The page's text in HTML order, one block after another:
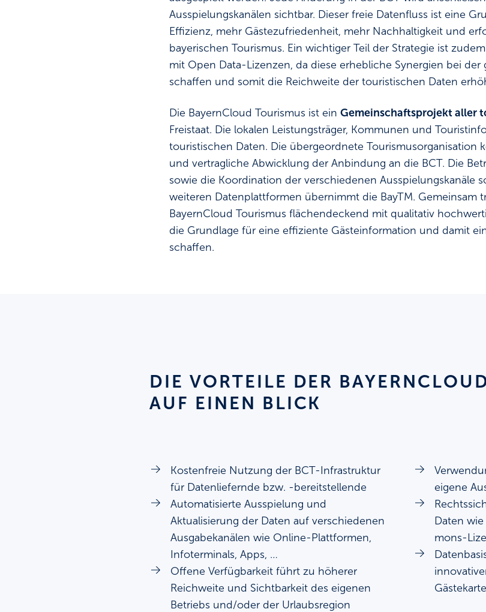
Ausspielungskanälen sichtbar. Dieser freie Datenfluss ist eine
Effizienz, mehr Gästezufriedenheit, mehr Nachhaltigkeit und
bayerischen Tourismus. Ein wichtiger Teil der Strategie ist
mit Open Data-Lizenzen, da diese erhebliche Synergien bei
schaffen und somit die Reichweite der touristischen Daten
Die BayernCloud Tourismus ist ein Gemeinschaftsprojekt aller
Freistaat. Die lokalen Leistungsträger, Kommunen und
touristischen Daten. Die übergeordnete Tourismusorganisation
und vertragliche Abwicklung der Anbindung an die BCT. Die
sowie die Koordination der verschiedenen Ausspielungskanäle
weiteren Datenplattformen übernimmt die BayTM. Gemeinsam
BayernCloud Tourismus flächendeckend mit qualitativ
die Grundlage für eine effiziente Gästeinformation und damit
schaffen.
DIE VORTEILE DER
AUF EINEN BLICK
Kostenfreie Nutzung der BCT-Infrastruktur
für Datenliefernde bzw. -bereitstellende
Automatisierte Ausspielung und
Aktualisierung der Daten auf verschiedenen
Ausgabekanälen wie Online-Plattformen,
Infoterminals, Apps, …
Offene Verfügbarkeit führt zu höherer
Reichweite und Sichtbarkeit des eigenen
Betriebs und/oder der Urlaubsregion
eigene
Daten
mons-
Gästekarte